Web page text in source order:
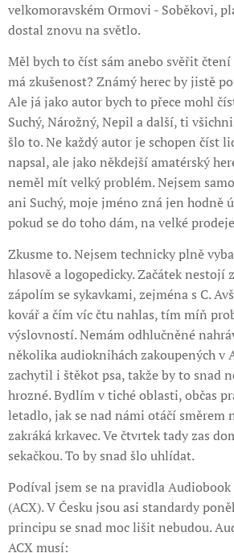
velkomoravském Ormovi - Soběkovi,
dostal znovu na světlo.
Měl bych to číst sám anebo svěřit
má zkušenost? Známý herec by jistě
Ale já jako autor bych to přece mohl
Suchý, Nárožný, Nepil a další, ti
šlo to. Ne každý autor je schopen číst
napsal, ale jako někdejší amatérský
neměl mít velký problém. Nejsem
ani Suchý, moje jméno zná jen hodně
pokud se do toho dám, na velké
Zkusme to. Nejsem technicky plně
hlasově a logopedicky. Začátek nestojí
zápolím se sykavkami, zejména s C.
kovář a čím víc čtu nahlas, tím míň
výslovností. Nemám odhlučněné
několika audioknihách zakoupených v
zachytil i štěkot psa, takže by to snad
hrozné. Bydlím v tiché oblasti, občas
letadlo, jak se nad námi otáčí směrem
zakráká krkavec. Ve čtvrtek tady zas
sekačkou. To by snad šlo uhlídat.
Podíval jsem se na pravidla Audiobook
(ACX). V Česku jsou asi standardy
principu se snad moc lišit nebudou.
ACX musí: